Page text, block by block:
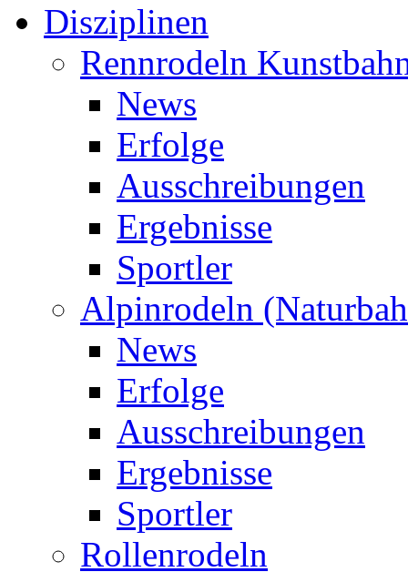
Disziplinen
Rennrodeln
News
Erfolge
Ausschreibungen
Ergebnisse
Sportler
Alpinrodeln
News
Erfolge
Ausschreibungen
Ergebnisse
Sportler
Rollenrodeln